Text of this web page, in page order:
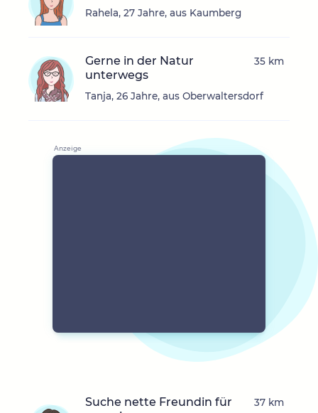
Rahela, 27 Jahre, aus Kaumberg
Gerne in der Natur
unterwegs
Tanja, 26 Jahre, aus Oberwaltersdorf
35 km
Suche nette Freundin für
37 km